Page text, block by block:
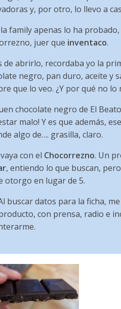
y, por otro, lo llevo a
family apenas lo ha
juer que inventaco.
de abrirlo, recordaba yo la
negro, pan duro, aceite y
que lo veo. ¿Y por qué no
chocolate negro de El
malo! Y es que además,
algo de…. grasilla, claro.
con el Chocorrezno. Un
, entiendo lo que buscan,
otorgo en lugar de 5.
buscar datos para la ficha,
con prensa, radio e